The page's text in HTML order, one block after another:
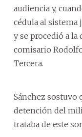
audiencia y,
cédula al sistema
y se procedió a la
comisario
Tercera.
Sánchez sostuvo
detención del
trataba de este